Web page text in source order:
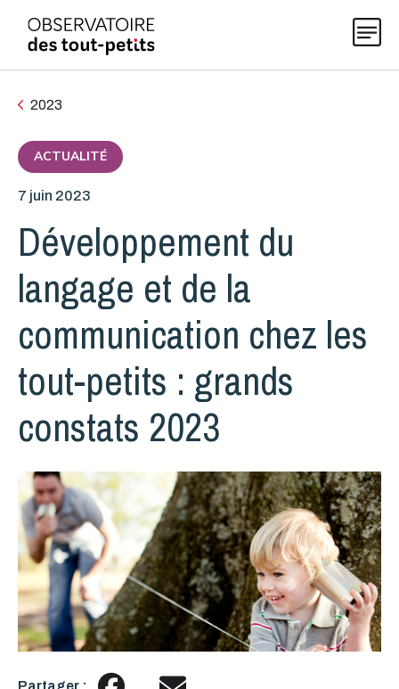
Thématiques
Explorer les données 0-5
Publications
Actualités
À propos
2023
ACTUALITÉ
7 juin 2023
Développement du
langage et de la
communication chez les
tout-petits : grands
constats 2023